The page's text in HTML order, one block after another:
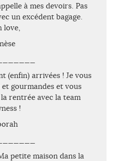
à mes devoirs. Pas
un excédent bagage.
love,
(enfin) arrivées ! Je vous
gourmandes et vous
rentrée avec la team
!
petite maison dans la